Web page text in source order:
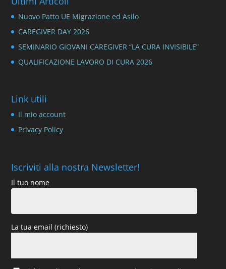
Nuovo Patto UE Migrazione ed Asilo
CAREGIVER DAY 2026
SEMINARIO GIOVANI CAREGIVER “LA CURA INVISIBILE”
QUALIFICAZIONE LAVORO DI CURA 2026
Link utili
Il mio account
Privacy Policy
Iscriviti alla nostra Newsletter!
Il tuo nome
La tua email (richiesto)